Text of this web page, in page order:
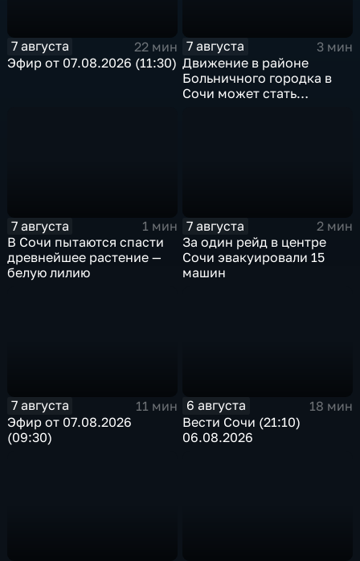
7 августа
22 мин
Эфир от 07.08.2026 (11:30)
7 августа
3 мин
Движение в районе
Больничного городка в
Сочи может стать
7 августа
1 мин
В Сочи пытаются спасти
древнейшее растение —
белую лилию
7 августа
2 мин
За один рейд в центре
Сочи эвакуировали 15
машин
7 августа
11 мин
Эфир от 07.08.2026
(09:30)
6 августа
18 мин
Вести Сочи (21:10)
06.08.2026